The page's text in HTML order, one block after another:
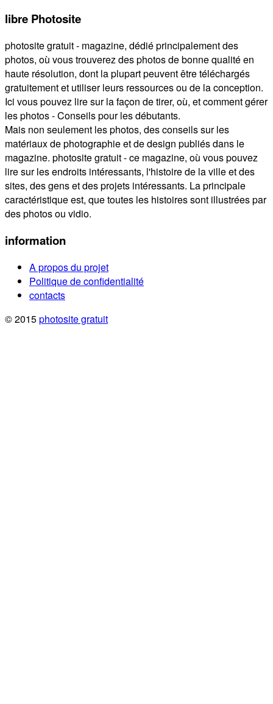
libre Photosite
photosite gratuit - magazine, dédié principalement des
photos, où vous trouverez des photos de bonne qualité en
haute résolution, dont la plupart peuvent être téléchargés
gratuitement et utiliser leurs ressources ou de la conception.
Ici vous pouvez lire sur la façon de tirer, où, et comment gérer
les photos - Conseils pour les débutants.
Mais non seulement les photos, des conseils sur les
matériaux de photographie et de design publiés dans le
magazine. photosite gratuit - ce magazine, où vous pouvez
lire sur les endroits intéressants, l'histoire de la ville et des
sites, des gens et des projets intéressants. La principale
caractéristique est, que toutes les histoires sont illustrées par
des photos ou vidio.
information
A propos du projet
Politique de confidentialité
contacts
© 2015photosite gratuit